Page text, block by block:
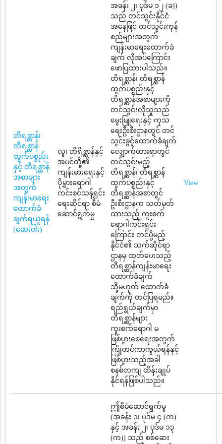
တိရစ္ဆာန်၊
တိရစ္ဆာန်
ထွက်ပစ္စည်း
နှင့် တိရစ္ဆာန်
အစာများ
အတွက်
ကျန်းမာရေး
ထောက်ခံ
ချက်ရယူရန်
(ဆေးဝါး)
လူ၊ တိရိစ္ဆာန်နှင့်
အပင်တို့၏
ကျန်းမားရေးနှင့်
ပိုမွှားရောဂါ
ကင်းစင်သန့်ရှင်း
ရေးဆိုင်ရာ စီမံ
ဆောင်ရွက်မှု
အခန်း ၂၊ ပုဒ်မ ၁၂ (ခ))
သည် တင်သွင်းနိုင်ငံ
အနေဖြင့် တင်သွင်းကုန်
စည်များအတွက်
ကျန်းမာရေးထောက်ခံ
ချက် လိုအပ်ကြောင်း
ဖောပြထားပါသည်။
တိရစ္ဆာန်၊ တိရစ္ဆာန်
ထွက်ပစ္စည်းနှင့်
တိရစ္ဆာန်အစာများကို
တင်သွင်းလိုသူသည်
မွေးမြူရေးနှင့် ကုသ
ရေးဦးစီးဌာနတွင် တင်
သွင်းခွင့်ထောက်ခံချက်
လျှောက်ထားရာတွင်
တင်သွင်းမည့်
တိရစ္ဆာန်၊ တိရစ္ဆာန်
ထွက်ပစ္စည်းနှင့်
တိရစ္ဆာန်အစာတွင်
ဦးစီးဌာနက သတ်မှတ်
ထားသည့် ကူးစက်
ရောဂါကင်းရှင်း
ကြောင်း တင်ပို့မည့်
နိုင်ငံ၏ သက်ဆိုင်ရာ
ဌာနမှ ထုတ်ပေးသည့်
တိရစ္ဆာန်ကျန်းမာရေး
ထောက်ခံချက်
သို့မဟုတ် ထောက်ခံ
ချက်ကို တင်ပြရမည်။
ရည်ရွယ်ချက်မှာ
တိရစ္ဆာန်များ
ကူးစက်ရောဂါ မ
ဖြစ်ပွားစေရေးအတွက်
ကြိုတင်ကာကွယ်ရန်နှင့်
ဖြစ်ပွားသည့်အခါ
စနစ်တကျ ထိန်းချုပ်
နိုင်ရန်ဖြစ်ပါသည်။
View
ဤစီမံဆောင်ရွက်မှု
(အခန်း ၁၊ ပုဒ်မ ၄ (က)
နှင့် အခန်း ၂၊ ပုဒ်မ ၁၃
(က)) သည် စစ်ဆေး